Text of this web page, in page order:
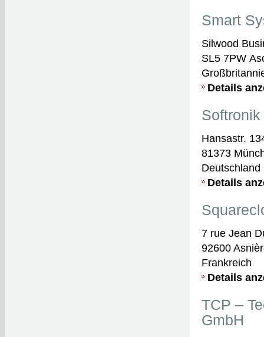
Smart
Silwood
SL5 7PW
Details
Hansastr.
81373
Deutschland
Details
7 rue Jean
92600
Frankreich
Details
TCP –
GmbH